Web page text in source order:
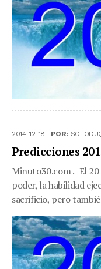
2014-12-18 | POR:
Predicciones
Minuto30.com .- El
poder, la habilidad
sacrificio, pero